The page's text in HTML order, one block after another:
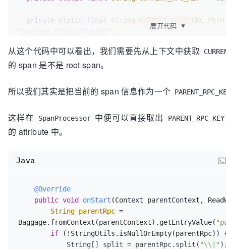
private static final String
CURRENT_HTTP_URL_PATH
public GrpcServerContextCustomizer(String
this.currentServiceName = serviceName;
@Override
public Context onStart
(Context parentContext,
BaggageBuilder
builder =
Baggage.fromContext(parentContext).toBuilder();
startAttributeds.get(AttributeKey.stringKey(
String rpcService =
startAttributeds.get(AttributeKey.stringKey(
// call from grpc
String
method = rpcService + ":" +
baggageInfo =
展开代码 ▼
从这个代码中可以看出，我们需要先从上下文中获取
的 span 是不是 root span。
所以我们其实是把当前的 span 信息作为一个
这样在 SpanProcessor 中便可以直接取出 PARENT_RPC_KEY
的 attribute 中。
@Override
public void onStart (Context parentContext,
String parentRpc =
Baggage.fromContext(parentContext).getEntryValue(
if
            String[] split = parentRpc.split(
"\\|"
Java